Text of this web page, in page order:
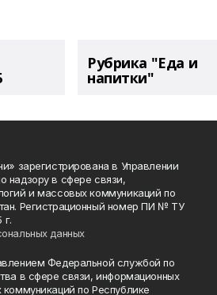
Рубрика "Еда и
напитки"
зарегистрирована в Управлении
надзору в сфере связи,
и массовых коммуникаций по
Регистрационный номер ПИ № ТУ
г.
данных
Федеральной службой по
в сфере связи, информационных
по Республике